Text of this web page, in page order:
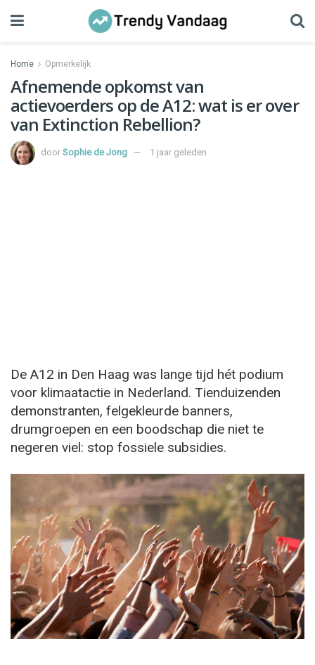
Home Opmerkelijk
Afnemende opkomst van
actievoerders op de A12: wat is er over
van Extinction Rebellion?
door Sophie de Jong 1 jaar geleden
De A12 in Den Haag was lange tijd hét podium
voor klimaatactie in Nederland. Tienduizenden
demonstranten, felgekleurde banners,
drumgroepen en een boodschap die niet te
negeren viel: stop fossiele subsidies.